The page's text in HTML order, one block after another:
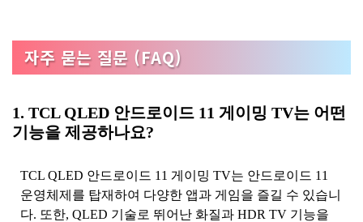
자주 묻는 질문 (FAQ)
1. TCL QLED 안드로이드 11 게이밍 TV는 어떤
기능을 제공하나요?
TCL QLED 안드로이드 11 게이밍 TV는 안드로이드 11
운영체제를 탑재하여 다양한 앱과 게임을 즐길 수 있습니
다. 또한, QLED 기술로 뛰어난 화질과 HDR TV 기능을